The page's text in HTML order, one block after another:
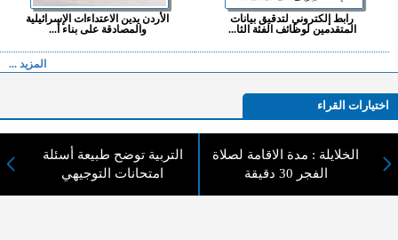
رابط إلكتروني لتدقيق بيانات
المتقدمين لوظائف الفئة الثا...
الأردن يدين الاعتداءات الإسرائيلية
والمصادقة على بناء أ...
المزيد ...
اختيارات القراء
لا يوجد مقالات
الخلايلة : مدة الاقامة لصلاة
الفجر 30 دقيقة
التربية توضح طبيعة أسئلة
امتحانات التوجيهي